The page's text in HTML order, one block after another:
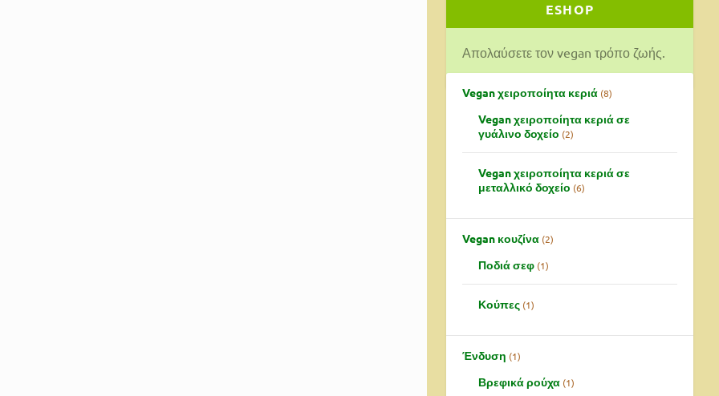
ESHOP
Απολαύσετε τον vegan τρόπο ζωής.
Vegan χειροποίητα κεριά 8
Vegan χειροποίητα κεριά σε
γυάλινο δοχείο 2
Vegan χειροποίητα κεριά σε
μεταλλικό δοχείο 6
Vegan κουζίνα 2
Ποδιά σεφ 1
Κούπες 1
Ένδυση 1
Βρεφικά ρούχα 1